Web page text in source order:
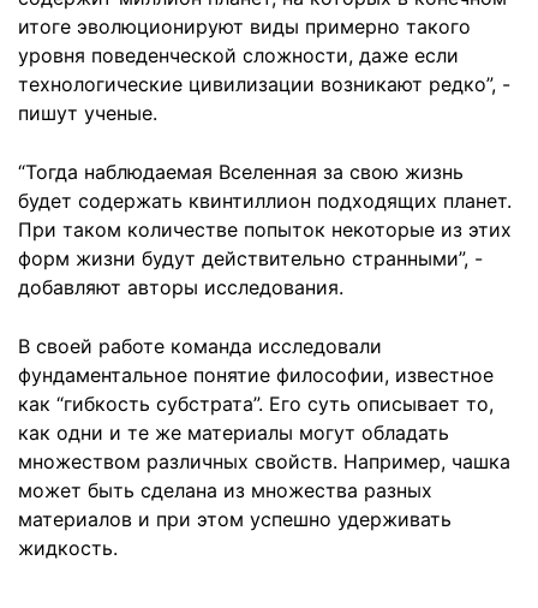
итоге эволюционируют виды примерно такого
уровня поведенческой сложности, даже если
технологические цивилизации возникают редко”, -
пишут ученые.
“Тогда наблюдаемая Вселенная за свою жизнь
будет содержать квинтиллион подходящих планет.
При таком количестве попыток некоторые из этих
форм жизни будут действительно странными”, -
добавляют авторы исследования.
В своей работе команда исследовали
фундаментальное понятие философии, известное
как “гибкость субстрата”. Его суть описывает то,
как одни и те же материалы могут обладать
множеством различных свойств. Например, чашка
может быть сделана из множества разных
материалов и при этом успешно удерживать
жидкость.